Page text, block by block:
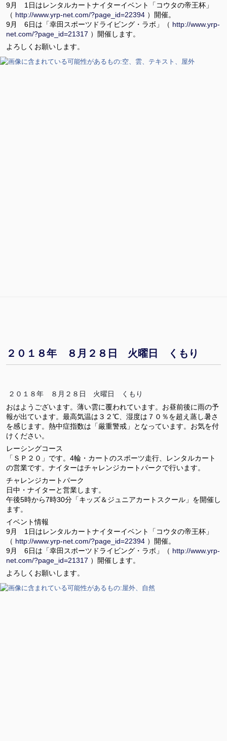
9月 1日はレンタルカートナイターイベント「コウタの帝王杯」
（ http://www.yrp-net.com/?page_id=22394 ）開催。
9月 6日は「幸田スポーツドライビング・ラボ」（ http://www.yrp-
net.com/?page_id=21317 ）開催します。
よろしくお願いします。
２０１８年 ８月２８日 火曜日 くもり
２０１８年 ８月２８日 火曜日 くもり
おはようございます。薄い雲に覆われています。お昼前後に雨の予
報が出ています。最高気温は３２℃、湿度は７０％を超え蒸し暑さ
を感じます。熱中症指数は「厳重警戒」となっています。お気を付
けください。
レーシングコース
「ＳＰ２０」です。4輪・カートのスポーツ走行、レンタルカート
の営業です。ナイターはチャレンジカートパークで行います。
チャレンジカートパーク
日中・ナイターと営業します。
午後5時から7時30分「キッズ＆ジュニアカートスクール」を開催し
ます。
イベント情報
9月 1日はレンタルカートナイターイベント「コウタの帝王杯」
（ http://www.yrp-net.com/?page_id=22394 ）開催。
9月 6日は「幸田スポーツドライビング・ラボ」（ http://www.yrp-
net.com/?page_id=21317 ）開催します。
よろしくお願いします。